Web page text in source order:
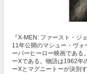
『X-MEN: ファースト・
11年公開のマシュー・ヴ
ーパーヒーロー映画である
ーXである。物語は1962年
ーXとマグニートーが決別